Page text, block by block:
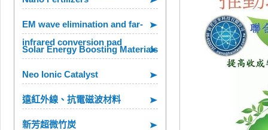
EM wave elimination and far-
infrared conversion pad
Solar Energy Boosting Materials
Neo Ionic Catalyst
遠紅外線、抗電磁波材料
新芳超微竹炭